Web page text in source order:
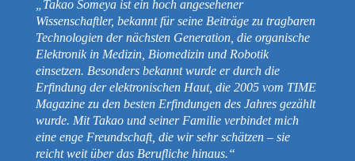
„Takao Someya ist ein hoch angesehener
Wissenschaftler, bekannt für seine Beiträge zu tragbaren
Technologien der nächsten Generation, die organische
Elektronik in Medizin, Biomedizin und Robotik
einsetzen. Besonders bekannt wurde er durch die
Erfindung der elektronischen Haut, die 2005 vom TIME
Magazine zu den besten Erfindungen des Jahres gezählt
wurde. Mit Takao und seiner Familie verbindet mich
eine enge Freundschaft, die wir sehr schätzen – sie
reicht weit über das Berufliche hinaus.“